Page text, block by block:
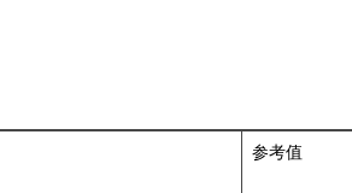
参考值